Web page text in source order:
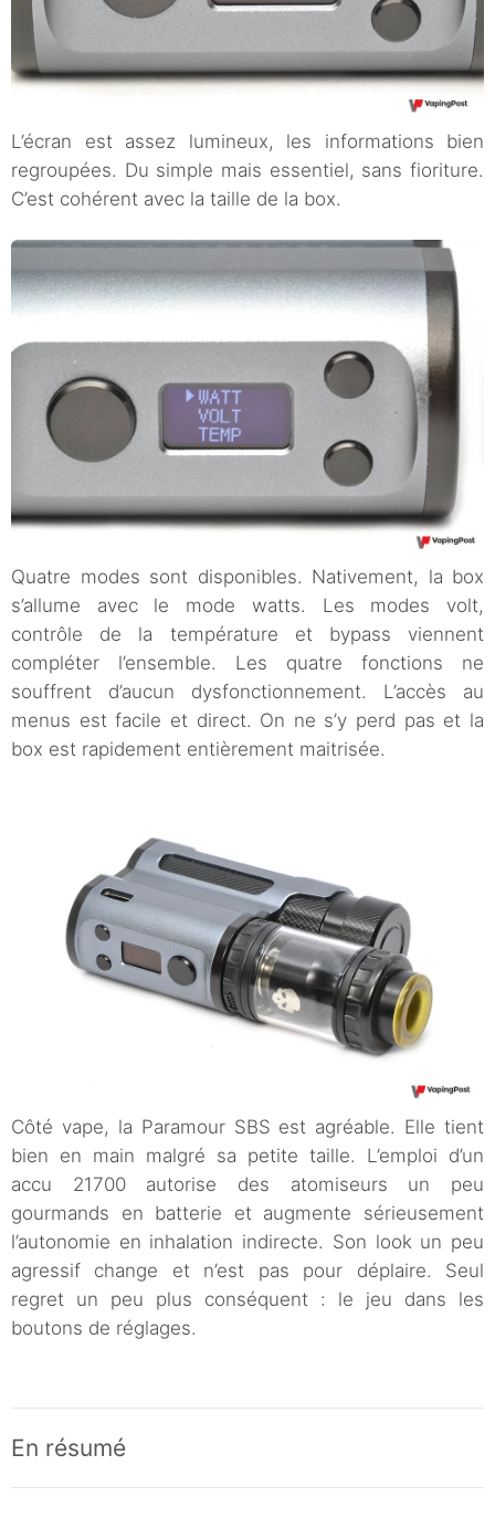
L’écran est assez lumineux, les informations bien
regroupées. Du simple mais essentiel, sans fioriture.
C’est cohérent avec la taille de la box.
Quatre modes sont disponibles. Nativement, la box
s’allume avec le mode watts. Les modes volt,
contrôle de la température et bypass viennent
compléter l’ensemble. Les quatre fonctions ne
souffrent d’aucun dysfonctionnement. L’accès au
menus est facile et direct. On ne s’y perd pas et la
box est rapidement entièrement maitrisée.
Côté vape, la Paramour SBS est agréable. Elle tient
bien en main malgré sa petite taille. L’emploi d’un
accu 21700 autorise des atomiseurs un peu
gourmands en batterie et augmente sérieusement
l’autonomie en inhalation indirecte. Son look un peu
agressif change et n’est pas pour déplaire. Seul
regret un peu plus conséquent : le jeu dans les
boutons de réglages.
En résumé